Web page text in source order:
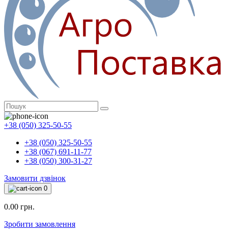
+38 (050) 325-50-55
+38 (050) 325-50-55
+38 (067) 691-11-77
+38 (050) 300-31-27
Замовити дзвінок
0
0.00 грн.
Зробити замовлення